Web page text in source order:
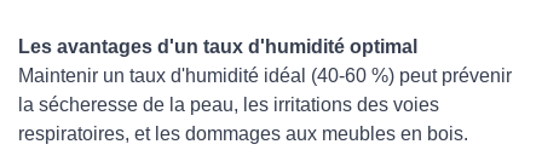
Les avantages d'un taux d'humidité optimal
Maintenir un taux d'humidité idéal (40-60 %) peut prévenir
la sécheresse de la peau, les irritations des voies
respiratoires, et les dommages aux meubles en bois.